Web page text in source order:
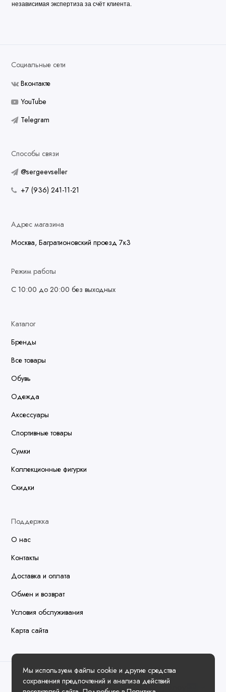
независимая экспертиза за счёт клиента.
Мы используем файлы cookie и другие средства
сохранения предпочтений и анализа действий
Социальные сети
Вконтакте
YouTube
Telegram
Способы связи
@sergeevseller
+7 (936) 241-11-21
Адрес магазина
Москва, Багратионовский проезд 7к3
Режим работы
С 10:00 до 20:00 без выходных
Каталог
Бренды
Все товары
Обувь
Одежда
Аксессуары
Спортивные товары
Сумки
Коллекционные фигурки
Скидки
Поддержка
О нас
Контакты
Доставка и оплата
Обмен и возврат
Условия обслуживания
Карта сайта